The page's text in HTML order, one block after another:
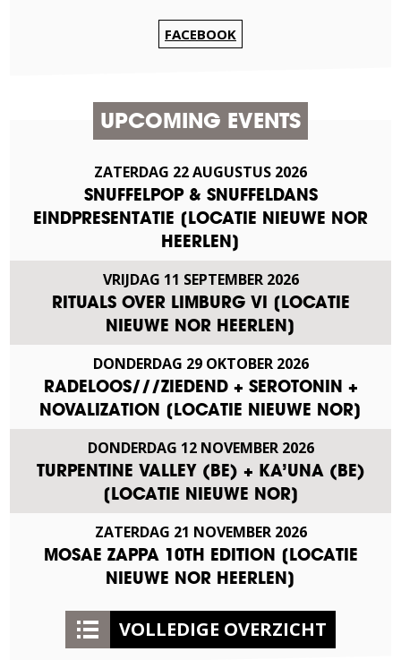
FACEBOOK
UPCOMING EVENTS
ZATERDAG 22AUGUSTUS 2026
SNUFFELPOP & SNUFFELDANS
EINDPRESENTATIE [LOCATIE NIEUWE NOR
HEERLEN]
VRIJDAG 11 SEPTEMBER 2026
RITUALS OVER LIMBURG VI [LOCATIE
NIEUWE NOR HEERLEN]
DONDERDAG 29 OKTOBER 2026
RADELOOS///ZIEDEND + SEROTONIN +
NOVALIZATION [LOCATIE NIEUWE NOR]
DONDERDAG 12 NOVEMBER 2026
TURPENTINE VALLEY (BE) + KA’UNA (BE)
[LOCATIE NIEUWE NOR]
ZATERDAG 21 NOVEMBER 2026
MOSAE ZAPPA 10TH EDITION [LOCATIE
NIEUWE NOR HEERLEN]
VOLLEDIGE OVERZICHT